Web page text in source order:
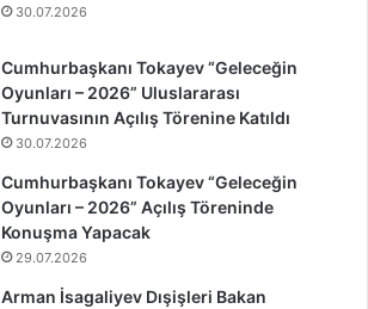
30.07.2026
Cumhurbaşkanı Tokayev “Geleceğin
Oyunları – 2026” Uluslararası
Turnuvasının Açılış Törenine Katıldı
30.07.2026
Cumhurbaşkanı Tokayev “Geleceğin
Oyunları – 2026” Açılış Töreninde
Konuşma Yapacak
29.07.2026
Arman İsagaliyev Dışişleri Bakan